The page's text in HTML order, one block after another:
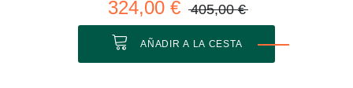
324,00 € 405,00 €
AÑADIR A LA CESTA